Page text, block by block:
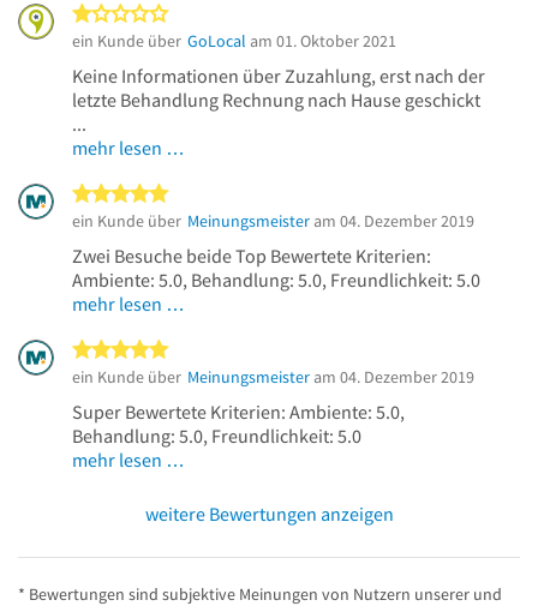
ein Kunde über GoLocal am 01. Oktober 2021
Keine Informationen über Zuzahlung, erst nach der
letzte Behandlung Rechnung nach Hause geschickt
...
mehr lesen …
ein Kunde über Meinungsmeister am 04. Dezember 2019
Zwei Besuche beide Top Bewertete Kriterien:
Ambiente: 5.0, Behandlung: 5.0, Freundlichkeit: 5.0
mehr lesen …
ein Kunde über Meinungsmeister am 04. Dezember 2019
Super Bewertete Kriterien: Ambiente: 5.0,
Behandlung: 5.0, Freundlichkeit: 5.0
mehr lesen …
weitere Bewertungen anzeigen
* Bewertungen sind subjektive Meinungen von Nutzern unserer und